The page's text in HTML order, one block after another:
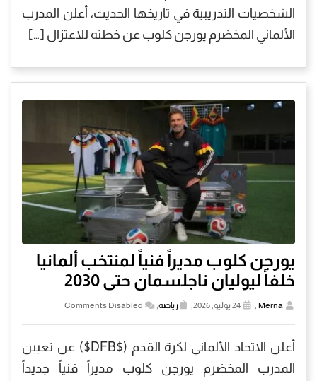
الشخصيات التدريبية في تاريخها الحديث، أعلن المدرب
الألماني المخضرم يورجن كلوب عن خطته للاعتزال […]
يورجن كلوب مديراً فنياً لمنتخب ألمانيا
خلفاً ليوليان ناجلسمان حتى 2030
Merna
, رياضة,
Comments Disabled
أعلن الاتحاد الألماني لكرة القدم ($DFB$) عن تعيين
المدرب المخضرم يورجن كلوب مديراً فنياً جديداً